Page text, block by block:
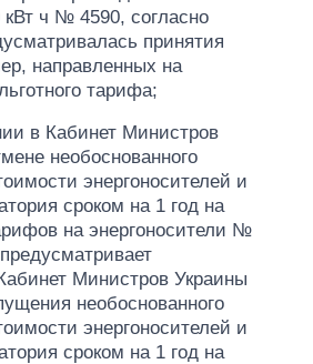
кВт ч № 4590, согласно
принятия
направленных на
тарифа;
в Кабинет Министров
необоснованного
энергоносителей и
сроком на 1 год на
на энергоносители №
Министров Украины
необоснованного
энергоносителей и
сроком на 1 год на